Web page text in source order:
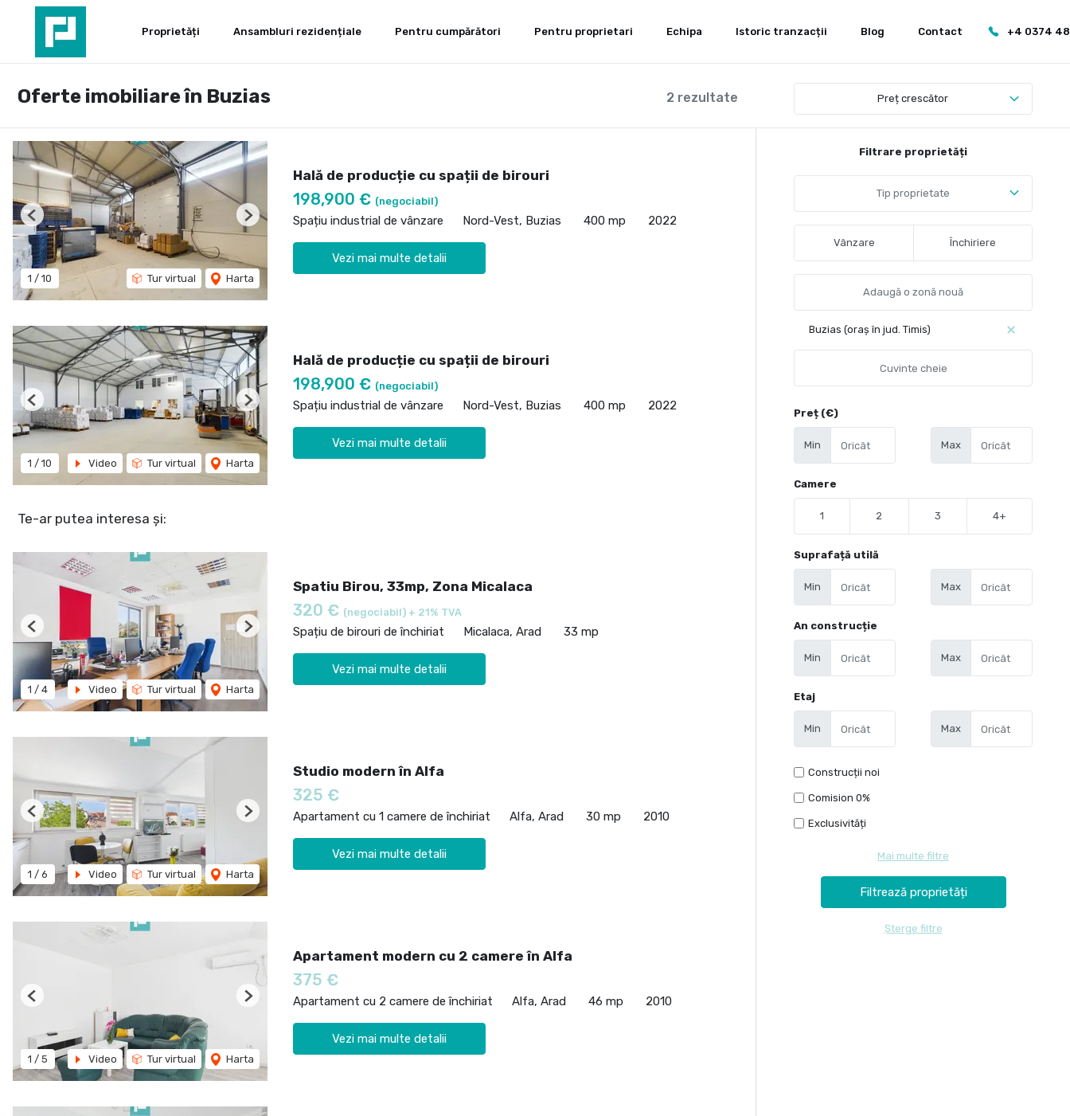
Proprietăți Ansambluri rezidențiale Pentru cumpărători Pentru proprietari Echipa Istoric tranzacții Blog Contact +4 0374
2 rezultate
Oferte imobiliare în Buzias Preț crescător
1 / 10 Tur virtual Harta
Previous Next
Hală de producție cu spații de birouri
198,900 € (negociabil)
Spațiu industrial de vânzare Nord-Vest, Buzias 400 mp 2022
Vezi mai multe detalii
1 / 10 Video Tur virtual Harta
Previous Next
Hală de producție cu spații de birouri
198,900 € (negociabil)
Spațiu industrial de vânzare Nord-Vest, Buzias 400 mp 2022
Vezi mai multe detalii
Te-ar putea interesa și:
1 / 4 Video Tur virtual Harta
Previous Next
Spatiu Birou, 33mp, Zona Micalaca
320 € (negociabil) + 21% TVA
Spațiu de birouri de închiriat Micalaca, Arad 33 mp
Vezi mai multe detalii
1 / 6 Video Tur virtual Harta
Previous Next
Studio modern în Alfa
325 €
Apartament cu 1 camere de închiriat Alfa, Arad 30 mp 2010
Vezi mai multe detalii
1 / 5 Video Tur virtual Harta
Previous Next
Apartament modern cu 2 camere în Alfa
375 €
Apartament cu 2 camere de închiriat Alfa, Arad 46 mp 2010
Vezi mai multe detalii
Filtrare proprietăți
Tip proprietate
Vânzare Închiriere
Buzias (oraș în jud. Timis)
Preț (€)
Min Max
Camere
1 2 3 4+
Suprafață utilă
Min Max
An construcție
Min Max
Etaj
Min Max
Construcții noi
Comision 0%
Exclusivități
Mai multe filtre
Șterge filtre